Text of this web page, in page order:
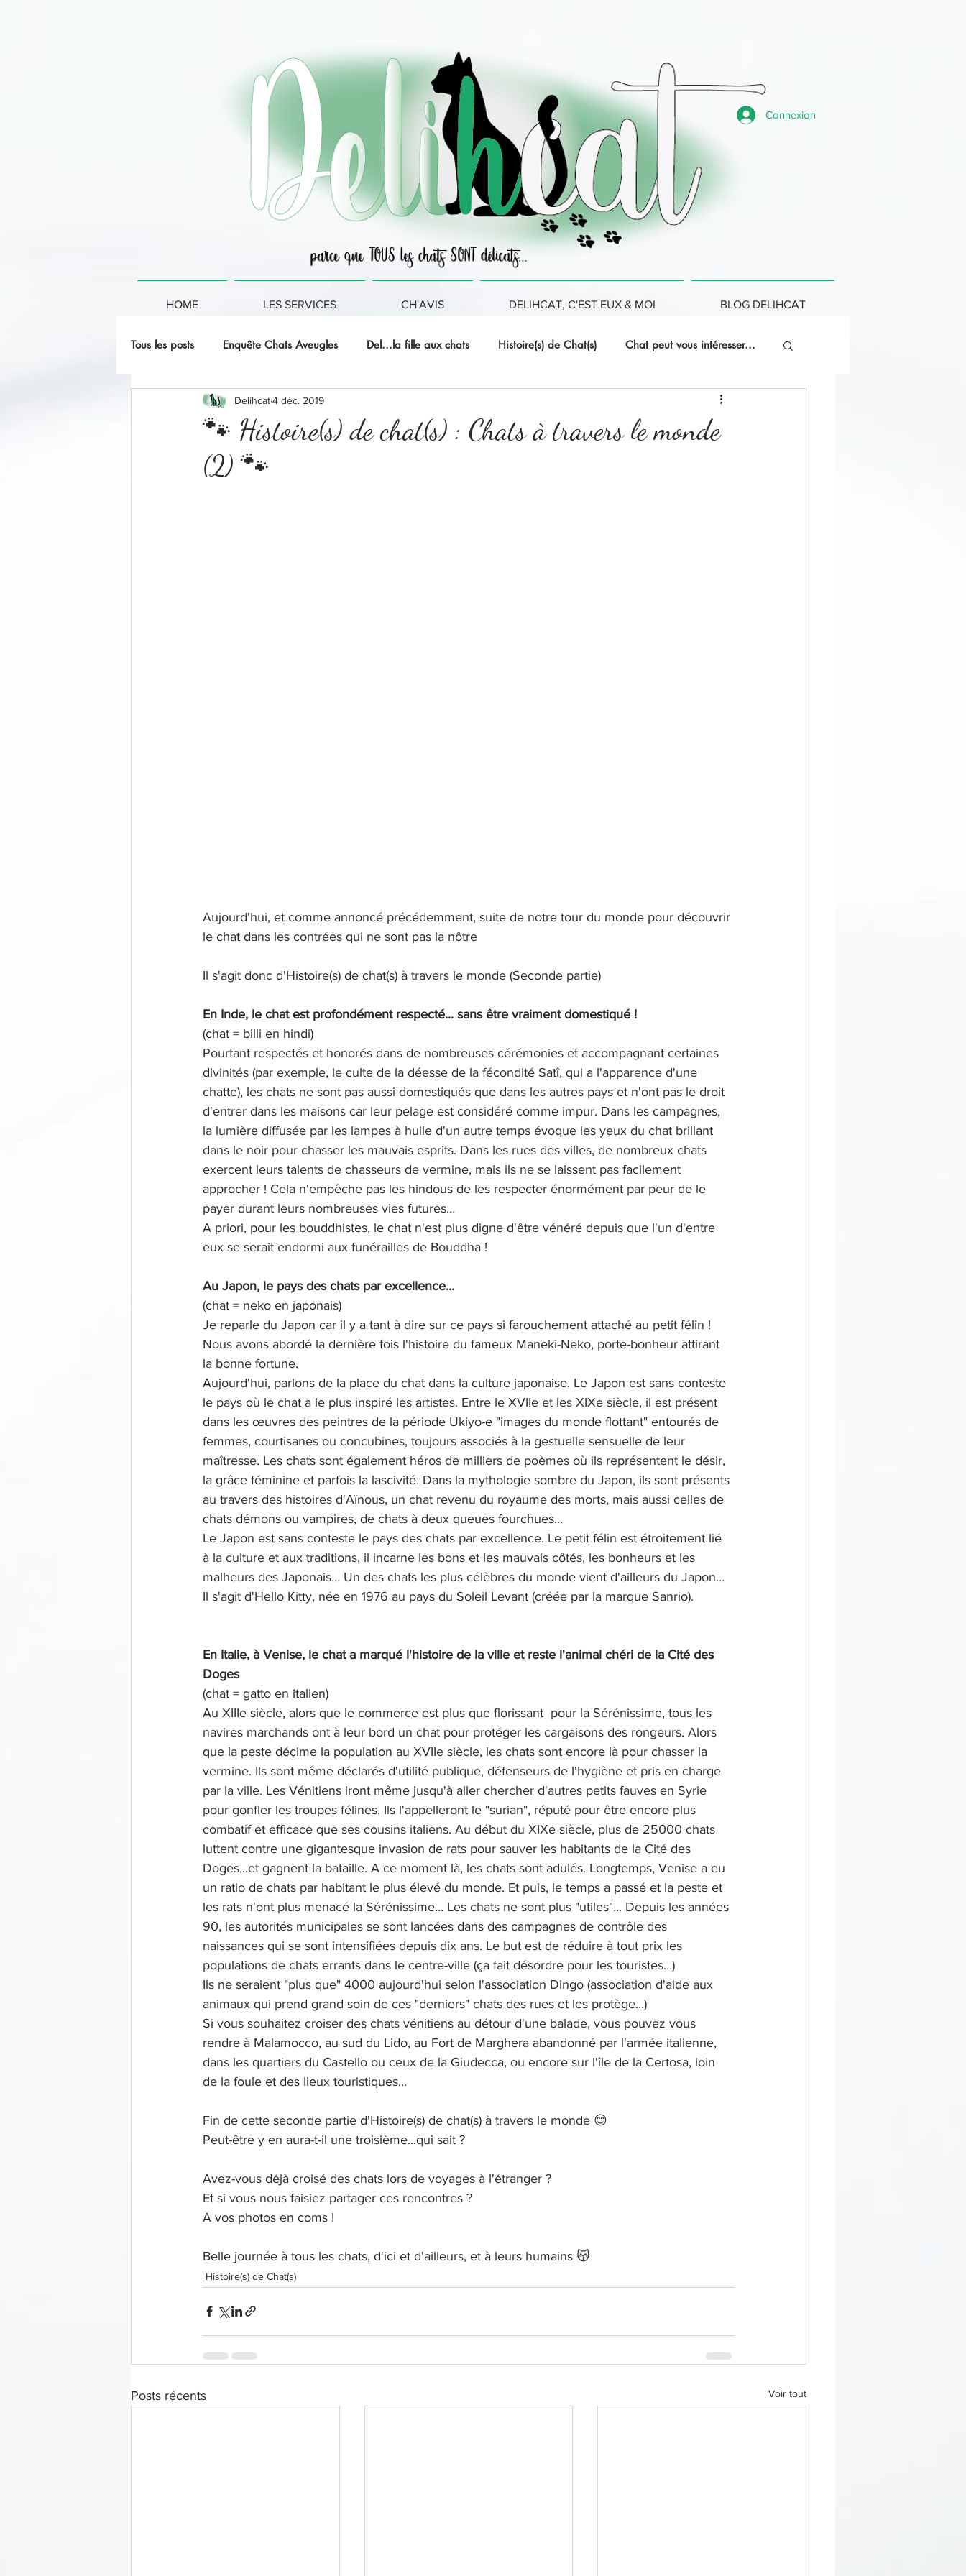
Connexion
HOME LES SERVICES CH'AVIS DELIHCAT, C'EST EUX & MOI BLOG DELIHCAT
Tous les posts Enquête Chats Aveugles Del...la fille aux chats Histoire(s) de Chat(s) Chat peut vous intéresser...
L'instant F(o)urbaby
🐾 Histoire(s) de chat(s) : Chats à travers le monde
(2) 🐾
Delihcat4 déc. 2019
Aujourd'hui, et comme annoncé précédemment, suite de notre tour du monde pour découvrir
le chat dans les contrées qui ne sont pas la nôtre
Il s'agit donc d'Histoire(s) de chat(s) à travers le monde (Seconde partie)
En Inde, le chat est profondément respecté... sans être vraiment domestiqué !
(chat = billi en hindi)
Pourtant respectés et honorés dans de nombreuses cérémonies et accompagnant certaines
divinités (par exemple, le culte de la déesse de la fécondité Satî, qui a l'apparence d'une
chatte), les chats ne sont pas aussi domestiqués que dans les autres pays et n'ont pas le droit
d'entrer dans les maisons car leur pelage est considéré comme impur. Dans les campagnes,
la lumière diffusée par les lampes à huile d'un autre temps évoque les yeux du chat brillant
dans le noir pour chasser les mauvais esprits. Dans les rues des villes, de nombreux chats
exercent leurs talents de chasseurs de vermine, mais ils ne se laissent pas facilement
approcher ! Cela n'empêche pas les hindous de les respecter énormément par peur de le
payer durant leurs nombreuses vies futures…
A priori, pour les bouddhistes, le chat n'est plus digne d'être vénéré depuis que l'un d'entre
eux se serait endormi aux funérailles de Bouddha !
Au Japon, le pays des chats par excellence...
(chat = neko en japonais)
Je reparle du Japon car il y a tant à dire sur ce pays si farouchement attaché au petit félin !
Nous avons abordé la dernière fois l'histoire du fameux Maneki-Neko, porte-bonheur attirant
la bonne fortune.
Aujourd'hui, parlons de la place du chat dans la culture japonaise. Le Japon est sans conteste
le pays où le chat a le plus inspiré les artistes. Entre le XVIIe et les XIXe siècle, il est présent
dans les œuvres des peintres de la période Ukiyo-e "images du monde flottant" entourés de
femmes, courtisanes ou concubines, toujours associés à la gestuelle sensuelle de leur
maîtresse. Les chats sont également héros de milliers de poèmes où ils représentent le désir,
la grâce féminine et parfois la lascivité. Dans la mythologie sombre du Japon, ils sont présents
au travers des histoires d'Aïnous, un chat revenu du royaume des morts, mais aussi celles de
chats démons ou vampires, de chats à deux queues fourchues...
Le Japon est sans conteste le pays des chats par excellence. Le petit félin est étroitement lié
à la culture et aux traditions, il incarne les bons et les mauvais côtés, les bonheurs et les
malheurs des Japonais… Un des chats les plus célèbres du monde vient d'ailleurs du Japon…
Il s'agit d'Hello Kitty, née en 1976 au pays du Soleil Levant (créée par la marque Sanrio).
En Italie, à Venise, le chat a marqué l'histoire de la ville et reste l'animal chéri de la Cité des
Doges
(chat = gatto en italien)
Au XIIIe siècle, alors que le commerce est plus que florissant  pour la Sérénissime, tous les
navires marchands ont à leur bord un chat pour protéger les cargaisons des rongeurs. Alors
que la peste décime la population au XVIIe siècle, les chats sont encore là pour chasser la
vermine. Ils sont même déclarés d'utilité publique, défenseurs de l'hygiène et pris en charge
par la ville. Les Vénitiens iront même jusqu'à aller chercher d'autres petits fauves en Syrie
pour gonfler les troupes félines. Ils l'appelleront le "surian", réputé pour être encore plus
combatif et efficace que ses cousins italiens. Au début du XIXe siècle, plus de 25000 chats
luttent contre une gigantesque invasion de rats pour sauver les habitants de la Cité des
Doges...et gagnent la bataille. A ce moment là, les chats sont adulés. Longtemps, Venise a eu
un ratio de chats par habitant le plus élevé du monde. Et puis, le temps a passé et la peste et
les rats n'ont plus menacé la Sérénissime… Les chats ne sont plus "utiles"... Depuis les années
90, les autorités municipales se sont lancées dans des campagnes de contrôle des
naissances qui se sont intensifiées depuis dix ans. Le but est de réduire à tout prix les
populations de chats errants dans le centre-ville (ça fait désordre pour les touristes…)
Ils ne seraient "plus que" 4000 aujourd'hui selon l'association Dingo (association d'aide aux
animaux qui prend grand soin de ces "derniers" chats des rues et les protège…)
Si vous souhaitez croiser des chats vénitiens au détour d'une balade, vous pouvez vous
rendre à Malamocco, au sud du Lido, au Fort de Marghera abandonné par l'armée italienne,
dans les quartiers du Castello ou ceux de la Giudecca, ou encore sur l'île de la Certosa, loin
de la foule et des lieux touristiques...
Fin de cette seconde partie d'Histoire(s) de chat(s) à travers le monde 😊
Peut-être y en aura-t-il une troisième...qui sait ?
Avez-vous déjà croisé des chats lors de voyages à l'étranger ?
Et si vous nous faisiez partager ces rencontres ?
A vos photos en coms !
Belle journée à tous les chats, d'ici et d'ailleurs, et à leurs humains 😽
Histoire(s) de Chat(s)
Posts récents Voir tout